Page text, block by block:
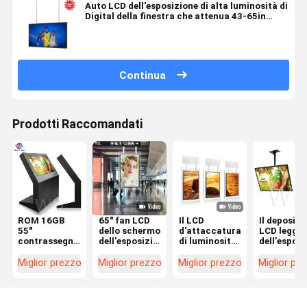
Auto LCD dell'esposizione di alta luminosità di
Digital della finestra che attenua 43-65in
Continua
Prodotti Raccomandati
ROM 16GB
55"
contrassegno
all'aperto
Miglior prezzo
65" fan LCD
dello schermo
dell'esposizione
4K che
Miglior prezzo
Il LCD
d'attaccatura
di luminosità
visualizza gli
Miglior prezzo
Il deposito
LCD
luminosità
Miglior